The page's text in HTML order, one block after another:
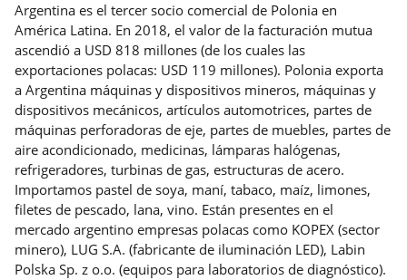
Argentina es el tercer socio comercial de Polonia en
América Latina. En 2018, el valor de la facturación mutua
ascendió a USD 818 millones (de los cuales las
exportaciones polacas: USD 119 millones). Polonia exporta
a Argentina máquinas y dispositivos mineros, máquinas y
dispositivos mecánicos, artículos automotrices, partes de
máquinas perforadoras de eje, partes de muebles, partes de
aire acondicionado, medicinas, lámparas halógenas,
refrigeradores, turbinas de gas, estructuras de acero.
Importamos pastel de soya, maní, tabaco, maíz, limones,
filetes de pescado, lana, vino. Están presentes en el
mercado argentino empresas polacas como KOPEX (sector
minero), LUG S.A. (fabricante de iluminación LED), Labin
Polska Sp. z o.o. (equipos para laboratorios de diagnóstico).